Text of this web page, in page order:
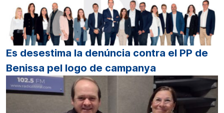
Es desestima la denúncia contra el PP de
Benissa pel logo de campanya